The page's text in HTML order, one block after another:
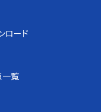
ロード
一覧